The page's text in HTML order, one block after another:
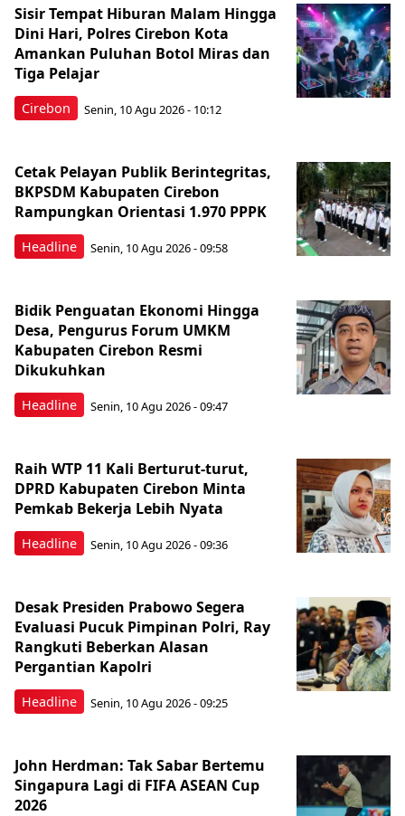
Cirebon
Sisir Tempat Hiburan Malam Hingga
Dini Hari, Polres Cirebon Kota
Amankan Puluhan Botol Miras dan
Tiga Pelajar
Senin, 10 Agu 2026 - 10:12
Headline
Cetak Pelayan Publik Berintegritas,
BKPSDM Kabupaten Cirebon
Rampungkan Orientasi 1.970 PPPK
Senin, 10 Agu 2026 - 09:58
Headline
Bidik Penguatan Ekonomi Hingga
Desa, Pengurus Forum UMKM
Kabupaten Cirebon Resmi
Dikukuhkan
Senin, 10 Agu 2026 - 09:47
Headline
Raih WTP 11 Kali Berturut-turut,
DPRD Kabupaten Cirebon Minta
Pemkab Bekerja Lebih Nyata
Senin, 10 Agu 2026 - 09:36
Headline
Desak Presiden Prabowo Segera
Evaluasi Pucuk Pimpinan Polri, Ray
Rangkuti Beberkan Alasan
Pergantian Kapolri
Senin, 10 Agu 2026 - 09:25
John Herdman: Tak Sabar Bertemu
Singapura Lagi di FIFA ASEAN Cup
2026